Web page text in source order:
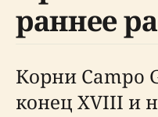
раннее
Корни Campo
конец XVIII и